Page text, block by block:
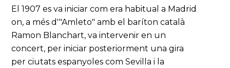
El 1907 es va iniciar com era habitual a Madrid
on, a més d'"Amleto" amb el baríton català
Ramon Blanchart, va intervenir en un
concert, per iniciar posteriorment una gira
per ciutats espanyoles com Sevilla i la